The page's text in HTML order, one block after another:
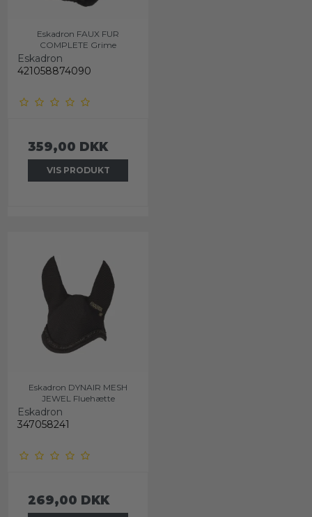
Eskadron FAUX FUR
COMPLETE Grime
Eskadron
421058874090
359,00 DKK
VIS PRODUKT
Eskadron DYNAIR MESH
JEWEL Fluehætte
Eskadron
347058241
269,00 DKK